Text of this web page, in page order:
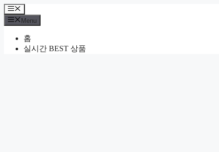
Skip
to
content
Menu
Menu
홈
실시간 BEST 상품